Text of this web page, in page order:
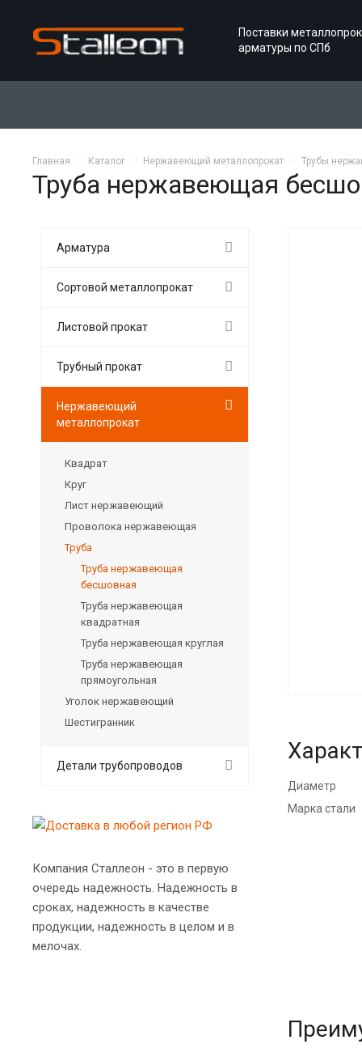
Поставки
арматуры по СПб
Главная Каталог Нержавеющий металлопрокат Трубы
Труба нержавеющая
Диаметр
Марка стали
Арматура
Сортовой металлопрокат
Листовой прокат
Трубный прокат
Нержавеющий
металлопрокат
Квадрат
Круг
Лист нержавеющий
Проволока нержавеющая
Труба
Труба нержавеющая
бесшовная
Труба нержавеющая
квадратная
Труба нержавеющая круглая
Труба нержавеющая
прямоугольная
Уголок нержавеющий
Шестигранник
Детали трубопроводов
Компания Сталлеон - это в первую
очередь надежность. Надежность в
сроках, надежность в качестве
продукции, надежность в целом и в
мелочах.